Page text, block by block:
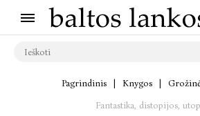
Pagrindinis Knygos
Fantastika, distopijos,